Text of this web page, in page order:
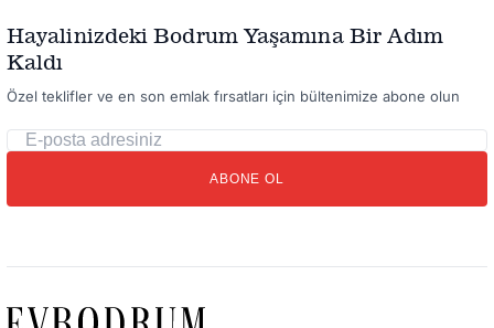
Hayalinizdeki Bodrum Yaşamına Bir Adım
Kaldı
Özel teklifler ve en son emlak fırsatları için bültenimize abone olun
posta
ABONE OL